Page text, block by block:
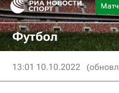
Футбол
13:01 10.10.2022